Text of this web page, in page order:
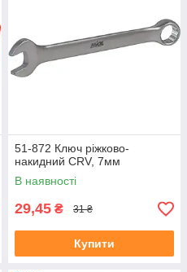
51-872 Ключ ріжково-
накидний CRV, 7мм
В наявності
29,45 ₴ 31 ₴
Купити